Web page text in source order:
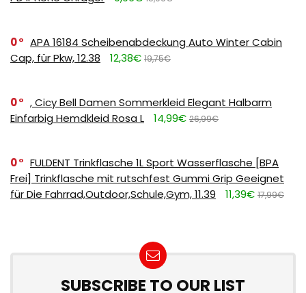
0
APA 16184 Scheibenabdeckung Auto Winter Cabin
Cap, für Pkw, 12.38
12,38€ 19,75€
0
, Cicy Bell Damen Sommerkleid Elegant Halbarm
Einfarbig Hemdkleid Rosa L
14,99€ 26,99€
0
FULDENT Trinkflasche 1L Sport Wasserflasche [BPA
Frei] Trinkflasche mit rutschfest Gummi Grip Geeignet
für Die Fahrrad,Outdoor,Schule,Gym, 11.39
11,39€ 17,99€
SUBSCRIBE TO OUR LIST